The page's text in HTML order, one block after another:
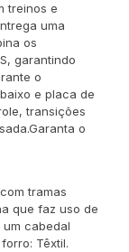
treinos e
uma
os
garantindo
o
e placa de
transições
o
tramas
que faz uso de
cabedal
Têxtil.